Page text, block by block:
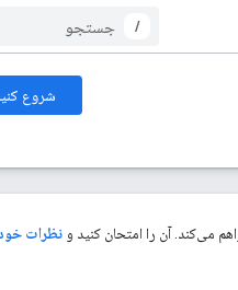
/
شروع
می‌کند. آن را امتحان کنید و نظرات